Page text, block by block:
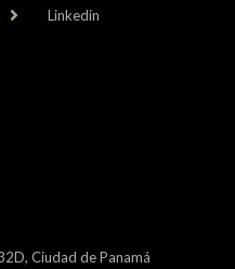
Linkedin
Ciudad de Panamá